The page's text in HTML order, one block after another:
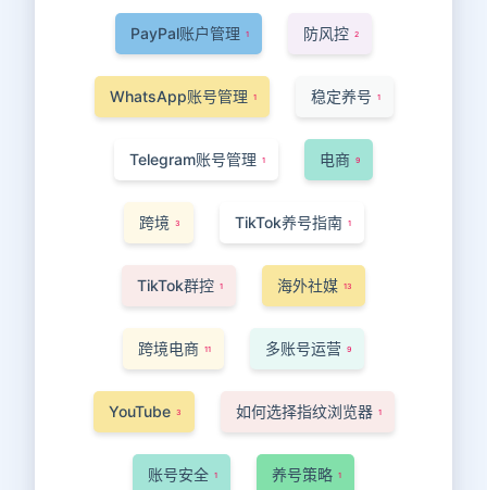
PayPal账户管理 1 防风控 2
WhatsApp账号管理 1 稳定养号 1
Telegram账号管理 1 电商 9
跨境 3 TikTok养号指南 1
TikTok群控 1 海外社媒 13
跨境电商 11 多账号运营 9
YouTube 3 如何选择指纹浏览器 1
账号安全 1 养号策略 1